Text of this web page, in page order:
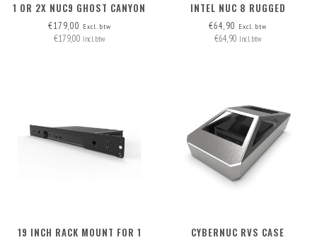
1 OR 2X NUC9 GHOST CANYON
AND NUC9 QUARTZ CANYON
€179,00 Excl. btw
€179,00 Incl. btw
INTEL NUC 8 RUGGED
€64,90 Excl. btw
€64,90 Incl. btw
19 INCH RACK MOUNT FOR 1
CYBERNUC RVS CASE